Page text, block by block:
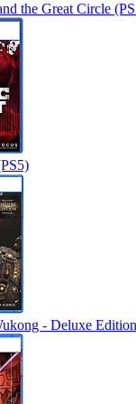
the Great Circle
- Deluxe